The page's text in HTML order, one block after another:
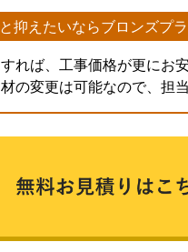
抑えたいならブロンズプ
れば、工事価格が更にお安
の変更は可能なので、担